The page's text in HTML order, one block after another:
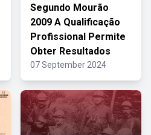
Segundo Mourão
2009 A Qualificação
Profissional Permite
Obter Resultados
07 September 2024